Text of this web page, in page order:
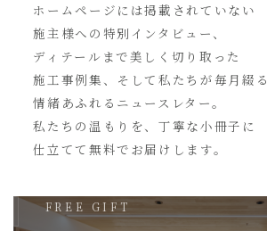
ホームページには掲載されていない
施主様への特別インタビュー、
ディテールまで美しく切り取った
施工事例集、そして私たちが毎月綴る
情緒あふれるニュースレター。
私たちの温もりを、丁寧な小冊子に
仕立てて無料でお届けします。
FREE GIFT